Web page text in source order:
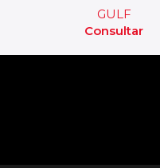
GULF
Consultar